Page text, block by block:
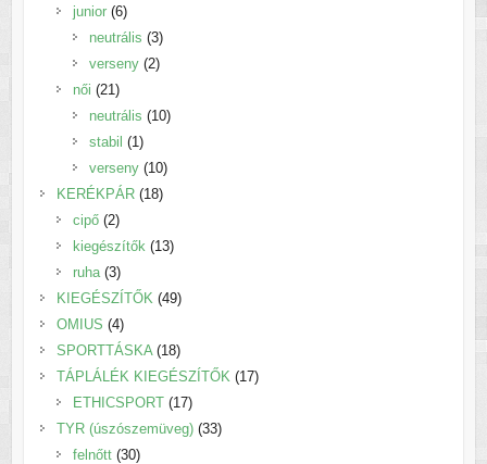
junior 66
termék
neutrális 33
termék
verseny 22
női 21 21
termék
neutrális 1010
stabil 1 1
termék
verseny 1010
termék
KERÉKPÁR 1818
cipő 22
termék
kiegészítők 1313
ruha 33
termék
KIEGÉSZÍTŐK 4949
OMIUS 44
termék
SPORTTÁSKA 1818
termék
TÁPLÁLÉK KIEGÉSZÍTŐK 1717
ETHICSPORT 1717
termék
TYR (úszószemüveg) 3333
felnőtt 3030